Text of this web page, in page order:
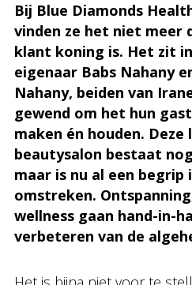
Bij Blue Diamonds
vinden ze het niet meer
klant koning is. Het zit
eigenaar Babs Nahany
Nahany, beiden van
gewend om het hun
maken én houden. Deze
beautysalon bestaat
maar is nu al een begrip
omstreken.
wellness gaan hand-in-
verbeteren van de